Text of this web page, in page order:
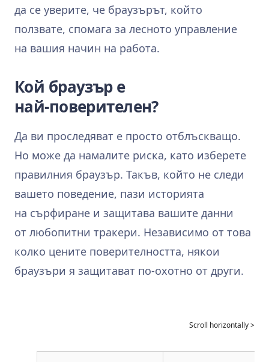
да се уверите, че браузърът, който
ползвате, спомага за лесното управление
на вашия начин на работа.
Кой браузър е
най‑поверителен?
Да ви проследяват е просто отблъскващо.
Но може да намалите риска, като изберете
правилния браузър. Такъв, който не следи
вашето поведение, пази историята
на сърфиране и защитава вашите данни
от любопитни тракери. Независимо от това
колко цените поверителността, някои
браузъри я защитават по‑охотно от други.